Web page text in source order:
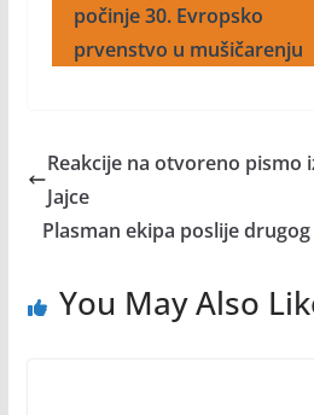
počinje 30. Evropsko
prvenstvo u mušičarenju
Reakcije na otvoreno pismo
Jajce
Plasman ekipa poslije
You May Also